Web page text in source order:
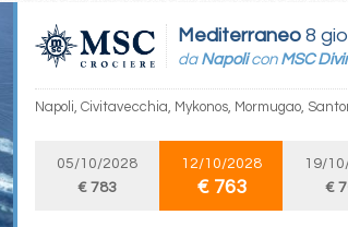
Mediterraneo 8
da Napolicon MSC
Napoli, Civitavecchia, Mykonos, Mormugao,
05/10/2028
€ 783
12/10/2028
€ 763
19/
€